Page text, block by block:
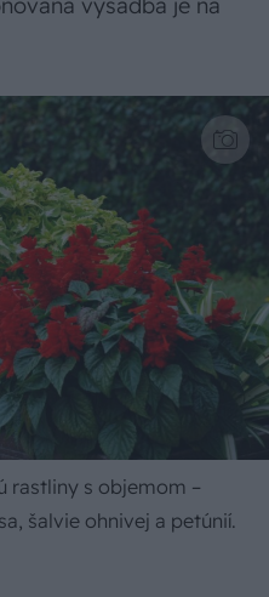
výsadba je na
rastliny s objemom –
šalvie ohnivej a petúnií.